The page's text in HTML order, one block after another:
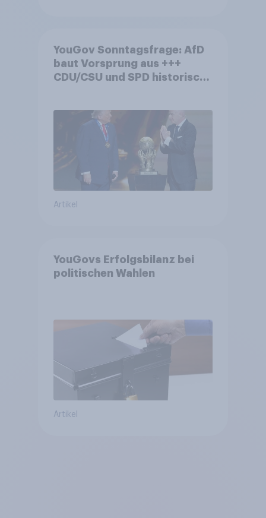
YouGov Sonntagsfrage: AfD
baut Vorsprung aus +++
CDU/CSU und SPD historisch
Fußball-WM ohne Politik
Artikel
YouGovs Erfolgsbilanz bei
politischen Wahlen
Artikel